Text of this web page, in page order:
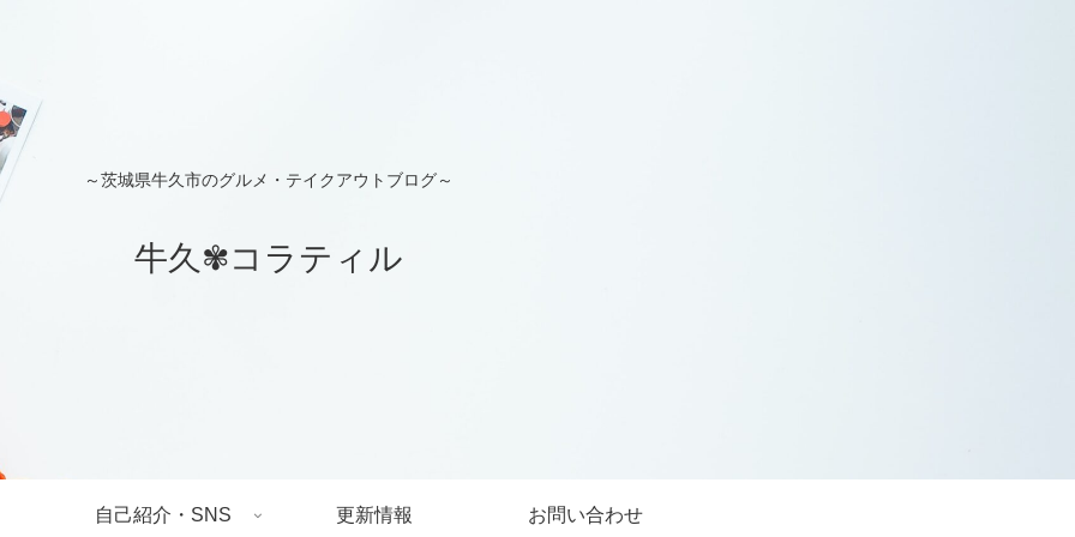
～茨城県牛久市のグルメ・テイクアウトブログ～
牛久✾コラティル
自己紹介・SNS 更新情報 お問い合わせ